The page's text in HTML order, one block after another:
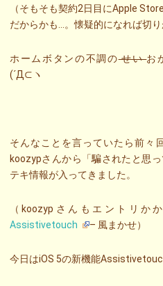
（そもそも契約2日目にApple
だからかも…。懐疑的になれば切り
ホームボタンの不調のせいお
(´Д⊂ヽ
そんなことを言っていたら前々
koozypさんから「騙されたと思
テキ情報が入ってきました。
（koozypさんもエントリ
Assistivetouch
– 風まかせ）
今日はiOS 5の新機能